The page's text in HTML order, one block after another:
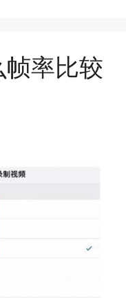
率比较